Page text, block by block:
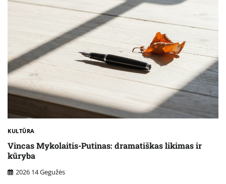
KULTŪRA
Vincas Mykolaitis-Putinas: dramatiškas likimas ir
kūryba
2026 14 Gegužės